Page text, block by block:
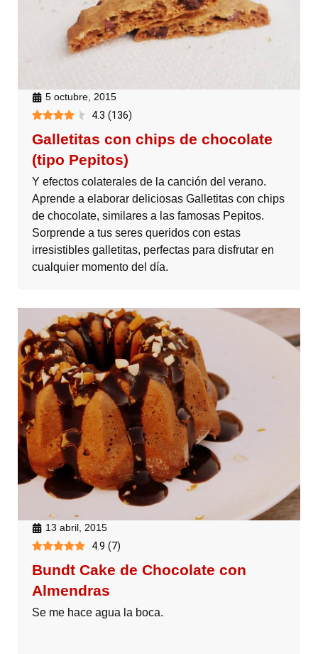
5 octubre, 2015
4.3 (136)
Galletitas con chips de chocolate
(tipo Pepitos)
Y efectos colaterales de la canción del verano.
Aprende a elaborar deliciosas Galletitas con chips
de chocolate, similares a las famosas Pepitos.
Sorprende a tus seres queridos con estas
irresistibles galletitas, perfectas para disfrutar en
cualquier momento del día.
13 abril, 2015
4.9 (7)
Bundt Cake de Chocolate con
Almendras
Se me hace agua la boca.